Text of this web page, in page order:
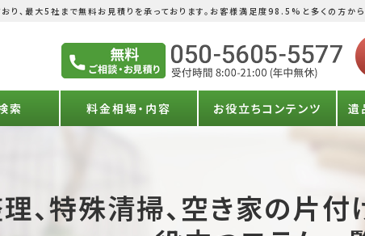
、最大5社まで無料お見積りを承っております。お客様満足度98.5%と多くの方から
索 料金相場・内容 お役立ちコンテンツ 遺
、特殊清掃、空き家の片付